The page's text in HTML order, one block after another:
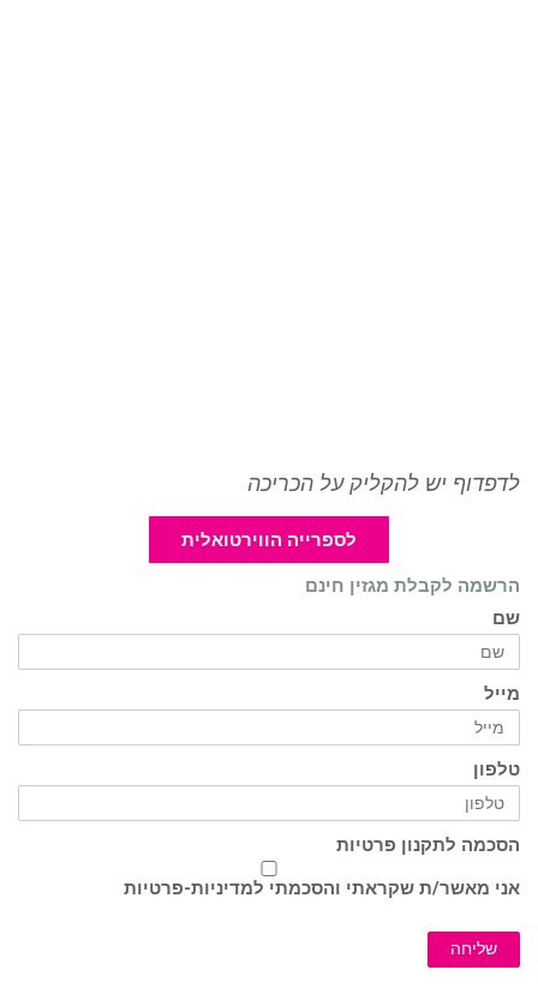
לדפדוף יש להקליק על הכריכה
לספרייה הווירטואלית
הרשמה לקבלת מגזין חינם
שם
מייל
טלפון
הסכמה לתקנון פרטיות
אני מאשר/ת שקראתי והסכמתי למדיניות-פרטיות
שליחה